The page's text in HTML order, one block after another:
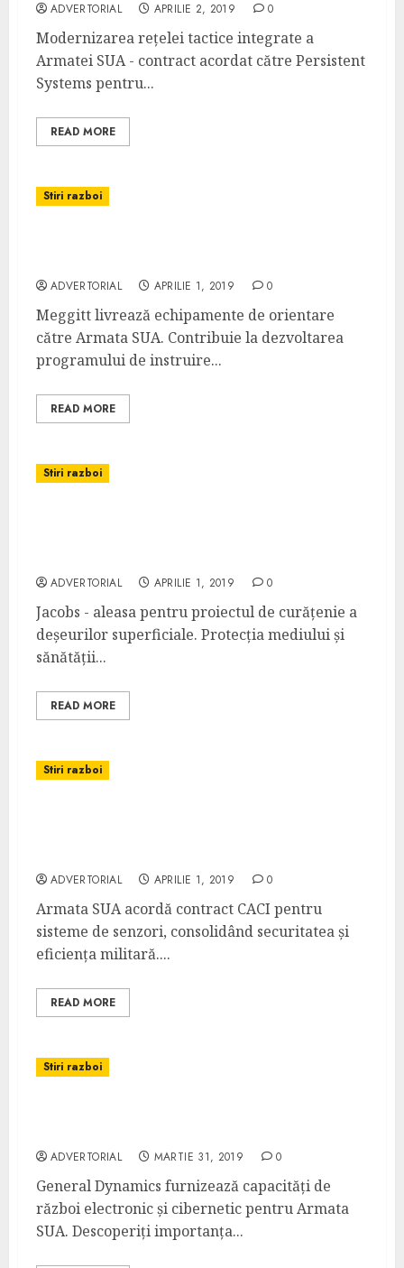
ADVERTORIAL APRILIE 2, 2019 0
Modernizarea rețelei tactice integrate a
Armatei SUA - contract acordat către Persistent
Systems pentru...
READ MORE
Stiri razboi
ADVERTORIAL APRILIE 1, 2019 0
Meggitt livrează echipamente de orientare
către Armata SUA. Contribuie la dezvoltarea
programului de instruire...
READ MORE
Stiri razboi
ADVERTORIAL APRILIE 1, 2019 0
Jacobs - aleasa pentru proiectul de curățenie a
deșeurilor superficiale. Protecția mediului și
sănătății...
READ MORE
Stiri razboi
ADVERTORIAL APRILIE 1, 2019 0
Armata SUA acordă contract CACI pentru
sisteme de senzori, consolidând securitatea și
eficiența militară....
READ MORE
Stiri razboi
ADVERTORIAL MARTIE 31, 2019 0
General Dynamics furnizează capacități de
război electronic și cibernetic pentru Armata
SUA. Descoperiți importanța...